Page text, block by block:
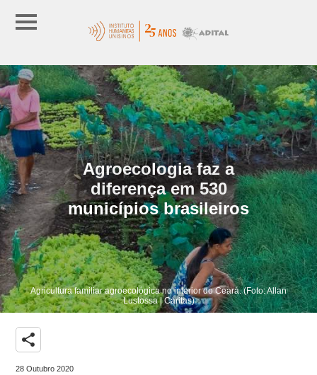
Agroecologia faz a
diferença em 530
municípios brasileiros
Agricultura familiar agroecológica no interior do Ceará. (Foto: Allan
Lustossa | Cáritas)
share
28 Outubro 2020